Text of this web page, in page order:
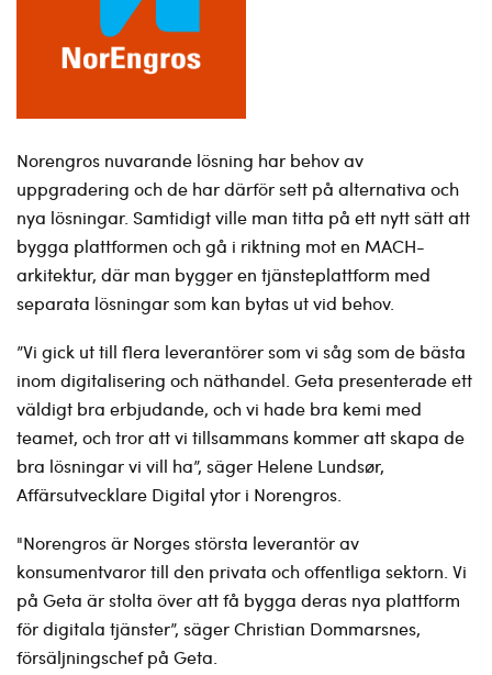
Norengros nuvarande lösning har behov av
uppgradering och de har därför sett på alternativa och
nya lösningar. Samtidigt ville man titta på ett nytt sätt att
bygga plattformen och gå i riktning mot en MACH-
arkitektur, där man bygger en tjänsteplattform med
separata lösningar som kan bytas ut vid behov.
”Vi gick ut till flera leverantörer som vi såg som de bästa
inom digitalisering och näthandel. Geta presenterade ett
väldigt bra erbjudande, och vi hade bra kemi med
teamet, och tror att vi tillsammans kommer att skapa de
bra lösningar vi vill ha”, säger Helene Lundsør,
Affärsutvecklare Digital ytor i Norengros.
"Norengros är Norges största leverantör av
konsumentvaror till den privata och offentliga sektorn. Vi
på Geta är stolta över att få bygga deras nya plattform
för digitala tjänster”, säger Christian Dommarsnes,
försäljningschef på Geta.